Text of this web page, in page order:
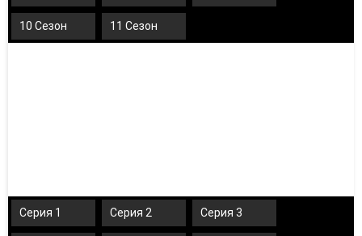
10 Сезон 11 Сезон
Серия 1 Серия 2 Серия 3